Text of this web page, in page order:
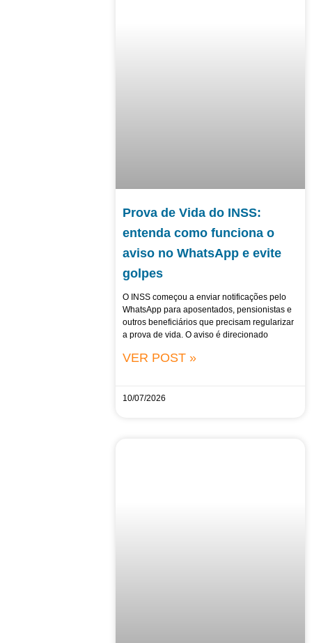
Prova de Vida do INSS:
entenda como funciona o
aviso no WhatsApp e evite
golpes
O INSS começou a enviar notificações pelo
WhatsApp para aposentados, pensionistas e
outros beneficiários que precisam regularizar
a prova de vida. O aviso é direcionado
VER POST »
10/07/2026